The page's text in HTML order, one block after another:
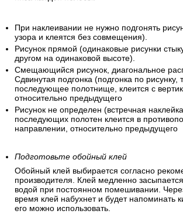
При наклеивании не нужно подгонять
узора и клеятся без совмещения).
Рисунок прямой (одинаковые рисунки
другом на одинаковой высоте).
Смещающийся рисунок, диагональное
Сдвинутая подгонка (подгонка по рисунку,
последующее полотнище, клеится с
относительно предыдущего
Рисунок не определен (встречная
последующих полотен клеится в
направлении, относительно предыдущего
Подготовьте обойный клей
Обойный клей выбирается согласно
производителя. Клей медленно
водой при постоянном помешивании.
время клей набухнет и будет напоминать
его можно использовать.